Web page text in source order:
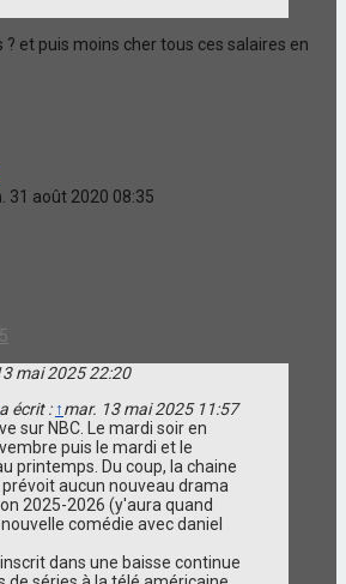
et puis moins cher tous ces salaires en
31 août 2020 08:35
mai 2025 22:20
écrit : ↑mar. 13 mai 2025 11:57
sur NBC. Le mardi soir en
puis le mardi et le
printemps. Du coup, la chaine
aucun nouveau drama
2025-2026 (y'aura quand
comédie avec daniel
dans une baisse continue